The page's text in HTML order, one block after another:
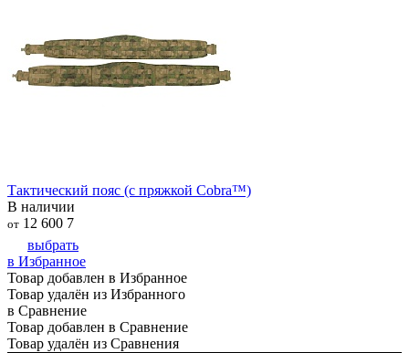
Тактический пояс (с пряжкой Cobra™)
В наличии
от 12 600 7
выбрать
в Избранное
Товар добавлен в Избранное
Товар удалён из Избранного
в Сравнение
Товар добавлен в Сравнение
Товар удалён из Сравнения